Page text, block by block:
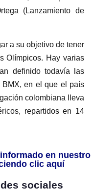
(Lanzamiento de
a su objetivo de tener
Olímpicos. Hay varias
definido todavía las
en el que el país
colombiana lleva
repartidos en 14
en nuestro
clic aquí
sociales